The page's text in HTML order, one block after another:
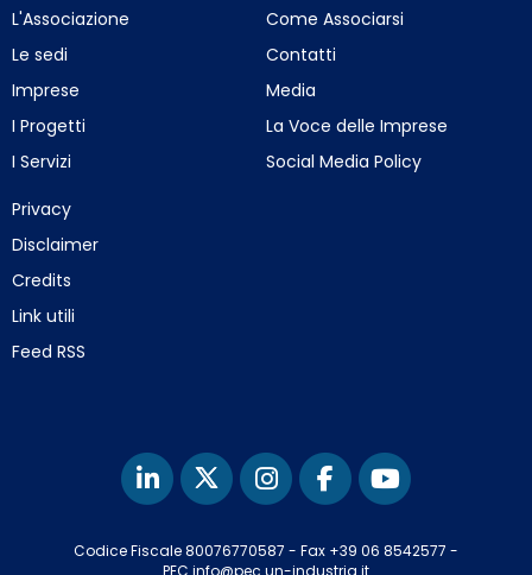
L'Associazione
Le sedi
Imprese
I Progetti
I Servizi
Come Associarsi
Contatti
Media
La Voce delle Imprese
Social Media Policy
Privacy
Disclaimer
Credits
Link utili
Feed RSS
Codice Fiscale 80076770587 - Fax +39 06 8542577 -
PEC info@pec.un-industria.it